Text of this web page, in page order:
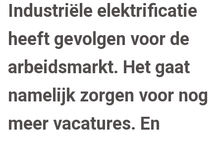
Industriële elektrificatie
heeft gevolgen voor de
arbeidsmarkt. Het gaat
namelijk zorgen voor nog
meer vacatures. En